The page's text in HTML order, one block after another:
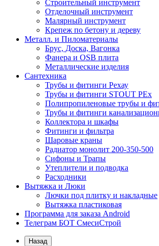
Строительный инструмент
Отделочный инструмент
Малярный инструмент
Крепеж по бетону и дереву
Металл. и Пиломатериалы
Брус, Доска, Вагонка
Фанера и OSB плита
Металлические изделия
Сантехника
Трубы и фитинги Рехау
Трубы и фитинги STOUT PEx
Полипропиленовые трубы и
Трубы и фитинги
Коллектора и шкафы
Фитинги и фильтра
Шаровые краны
Радиатор монолит 200-350-500
Сифоны и Трапы
Утеплители и подводка
Расходники
Вытяжка и Люки
Лючки под плитку и накладные
Вытяжка пластиковая
Программа для заказа Android
Телеграм БОТ СмесиСтрой
Назад